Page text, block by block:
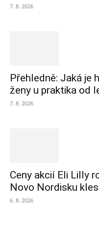
7. 8. 2026
Přehledně: Jaká je
ženy u praktika od
7. 8. 2026
Ceny akcií Eli Lilly
Novo Nordisku
6. 8. 2026